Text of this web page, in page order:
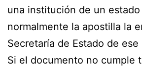
una institución de un
normalmente la apostilla la
Secretaría de Estado de ese
Si el documento no cumple